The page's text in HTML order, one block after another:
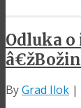
Odluka
ByGrad Ilok |